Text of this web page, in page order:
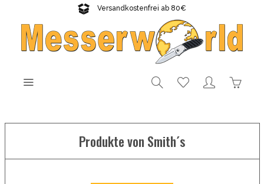
Versandkostenfrei ab 80€
Gratisversand sichern!
Produkte von Smith´s